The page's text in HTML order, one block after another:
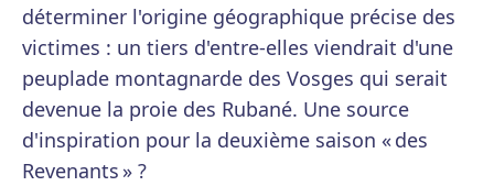
déterminer l'origine géographique précise des
victimes : un tiers d'entre-elles viendrait d'une
peuplade montagnarde des Vosges qui serait
devenue la proie des Rubané. Une source
d'inspiration pour la deuxième saison « des
Revenants » ?